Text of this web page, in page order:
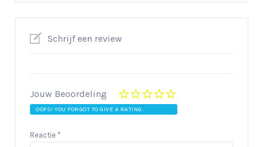
Schrijf een review
Jouw Beoordeling
OOPS! YOU FORGOT TO GIVE A RATING.
Reactie *